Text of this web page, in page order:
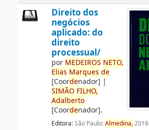
Direito dos
negócios
aplicado: do
direito
processual/
por MEDEIROS NETO,
Elias Marques de
[Coordenador] |
SIMÃO FILHO,
Adalberto
[Coordenador].
Editora:São Paulo:Almedina,2016